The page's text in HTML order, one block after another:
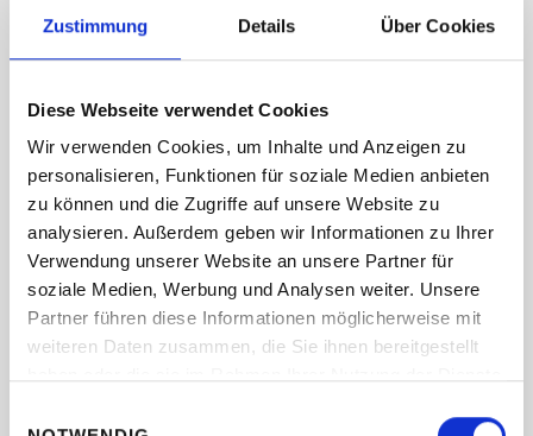
Zustimmung Details Über Cookies
Diese Webseite verwendet Cookies
Wir verwenden Cookies, um Inhalte und Anzeigen zu
personalisieren, Funktionen für soziale Medien anbieten
zu können und die Zugriffe auf unsere Website zu
analysieren. Außerdem geben wir Informationen zu Ihrer
Verwendung unserer Website an unsere Partner für
soziale Medien, Werbung und Analysen weiter. Unsere
Partner führen diese Informationen möglicherweise mit
weiteren Daten zusammen, die Sie ihnen bereitgestellt
vielerlei Hinsicht eine wichtige Rolle. Es ist zu
findet alte Reichsmark-Scheine. Einst konnten
mit den Geldscheinen Waren gekauft werden,
heutzutage ist das betagte Papiergeld etwas
für Sammler und kein akzeptiertes
Zahlungsmittel. Schon einige Währungen
kamen und gingen. Anders sieht es mit
Goldmünzen aus, da das verwendete
Edelmetall von allen Kulturen und zu jeder
Zeit als Zahlungsmittel akzeptiert wird. Vor
diesem Hintergrund gilt wertbeständiges Gold